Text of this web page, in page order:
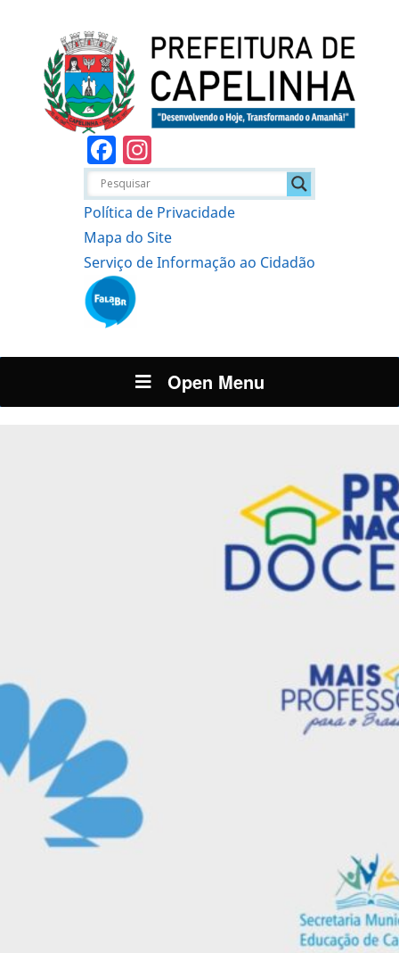
Facebook
Política de Privacidade
Mapa do Site
Serviço de Informação ao Cidadão
Open Menu